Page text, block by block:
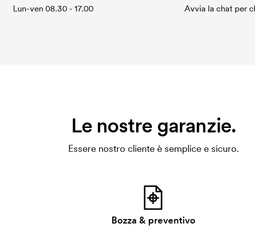
Lun-ven 08.30 - 17.00 Avvia la chat per
Le nostre garanzie.
Essere nostro cliente è semplice e sicuro.
Bozza & preventivo